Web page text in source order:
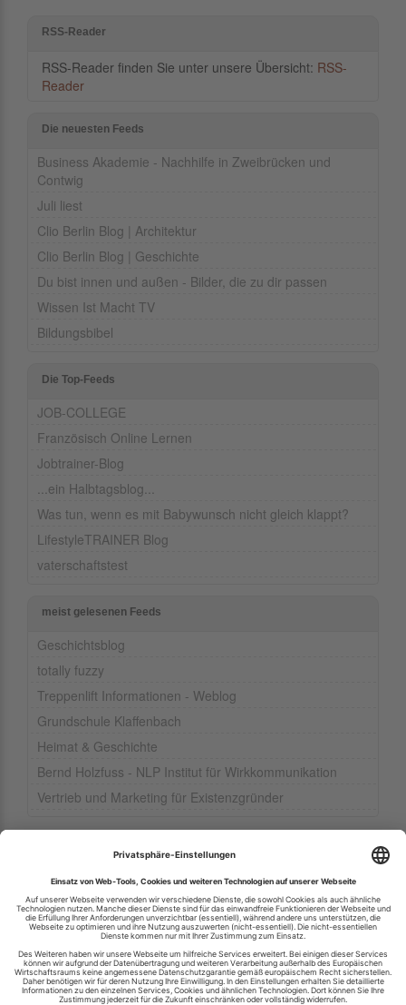
RSS-Reader
RSS-Reader finden Sie unter unsere Übersicht: RSS-
Reader
Die neuesten Feeds
Business Akademie - Nachhilfe in Zweibrücken und
Contwig
Juli liest
Clio Berlin Blog | Architektur
Clio Berlin Blog | Geschichte
Du bist innen und außen - Bilder, die zu dir passen
Wissen Ist Macht TV
Bildungsbibel
Die Top-Feeds
JOB-COLLEGE
Französisch Online Lernen
Jobtrainer-Blog
...ein Halbtagsblog...
Was tun, wenn es mit Babywunsch nicht gleich klappt?
LifestyleTRAINER Blog
vaterschaftstest
meist gelesenen Feeds
Geschichtsblog
totally fuzzy
Treppenlift Informationen - Weblog
Grundschule Klaffenbach
Heimat & Geschichte
Bernd Holzfuss - NLP Institut für Wirkkommunikation
Vertrieb und Marketing für Existenzgründer
Ihren RSS-Feed veröffentlichen
RSS-Verzeichnis.de © 2003-2026
Impressum